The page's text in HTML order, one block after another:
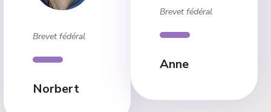
Brevet fédéral
Norbert
Brevet fédéral
Anne